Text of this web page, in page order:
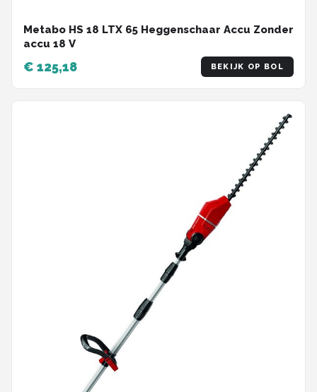
Metabo HS 18 LTX 65 Heggenschaar Accu Zonder
accu 18 V
€ 125,18 BEKIJK OP BOL